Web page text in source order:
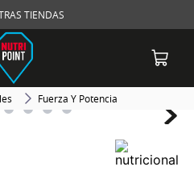
TIENDAS
Fuerza Y Potencia